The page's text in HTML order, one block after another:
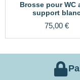
Brosse pour WC
support
75,00 €